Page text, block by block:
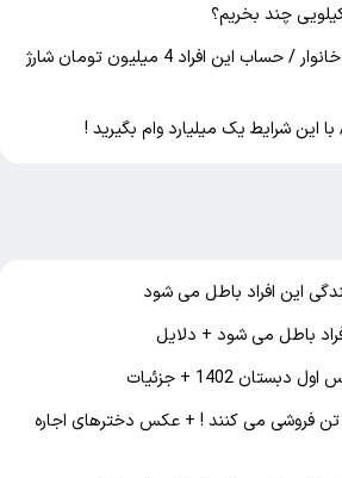
چند بخریم؟
خبر مهم برای سرپرستان خانوار / حساب این افراد 4 میلیون تومان شارژ
این شرایط یک میلیارد وام بگیرید !
این افراد باطل می شود
باطل می شود + دلایل
1402 + جزئیات
تن فروشی می کنند ! + عکس دخترهای اجاره